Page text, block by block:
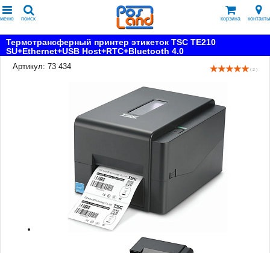
меню поиск корзина контакты
Термотрансферный принтер этикеток TSC TE210
SU+Ethernet+USB Host+RTC+Bluetooth 4.0
Артикул: 73 434
( 2 )